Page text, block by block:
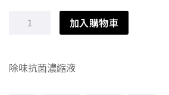
加入購物車
除味抗菌濃縮液